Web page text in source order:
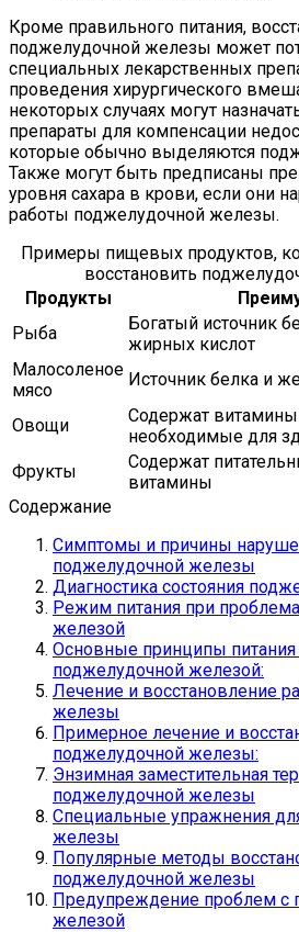
Кроме правильного питания,
поджелудочной железы может
специальных лекарственных
проведения хирургического
некоторых случаях могут
препараты для компенсации
которые обычно выделяются
Также могут быть предписаны
уровня сахара в крови, если они
работы поджелудочной железы.
Примеры пищевых продуктов,
восстановить
Продукты
Рыба
Богатый источник
жирных кислот
Малосоленое
мясо
Источник белка и
Овощи
Содержат
необходимые для
Фрукты
Содержат
витамины
Содержание
Симптомы и причины
поджелудочной железы
Диагностика состояния
Режим питания при
железой
Основные принципы питания
поджелудочной железой:
Лечение и восстановление
железы
Примерное лечение и
поджелудочной железы:
Энзимная заместительная
поджелудочной железы
Специальные упражнения
железы
Популярные методы
поджелудочной железы
Предупреждение проблем с
железой